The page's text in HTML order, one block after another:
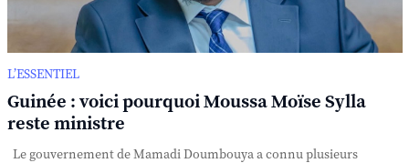
L’ESSENTIEL
Guinée : voici pourquoi Moussa Moïse Sylla
reste ministre
Le gouvernement de Mamadi Doumbouya a connu plusieurs